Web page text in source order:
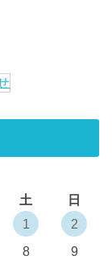
土
日
1
2
8
9